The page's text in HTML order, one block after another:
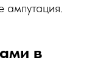
ампутация.
в